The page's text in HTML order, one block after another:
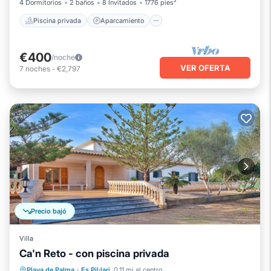
4 Dormitorios 2 baños 8 Invitados 1776 pies²
Piscina privada Aparcamiento
€400/noche
7 noches - €2,797 VER OFERTA
Precio bajó
Villa
Ca'n Reto - con piscina privada
Piscina privada
Aparcamiento